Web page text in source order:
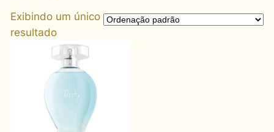
Exibindo um único
resultado